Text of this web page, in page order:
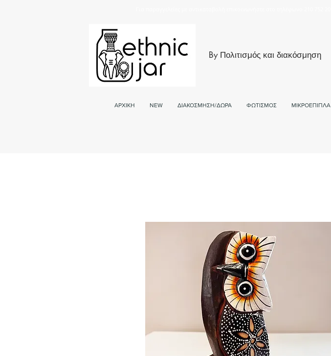
By Πολιτισμός και διακόσμηση
ΑΡΧΙΚΗ NEW ΔΙΑΚΟΣΜΗΣΗ/ΔΩΡΑ ΦΩΤΙΣΜΟΣ ΜΙΚΡΟΕΠΙΠΛΑ